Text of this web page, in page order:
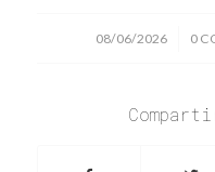
08/06/2026
/ 0